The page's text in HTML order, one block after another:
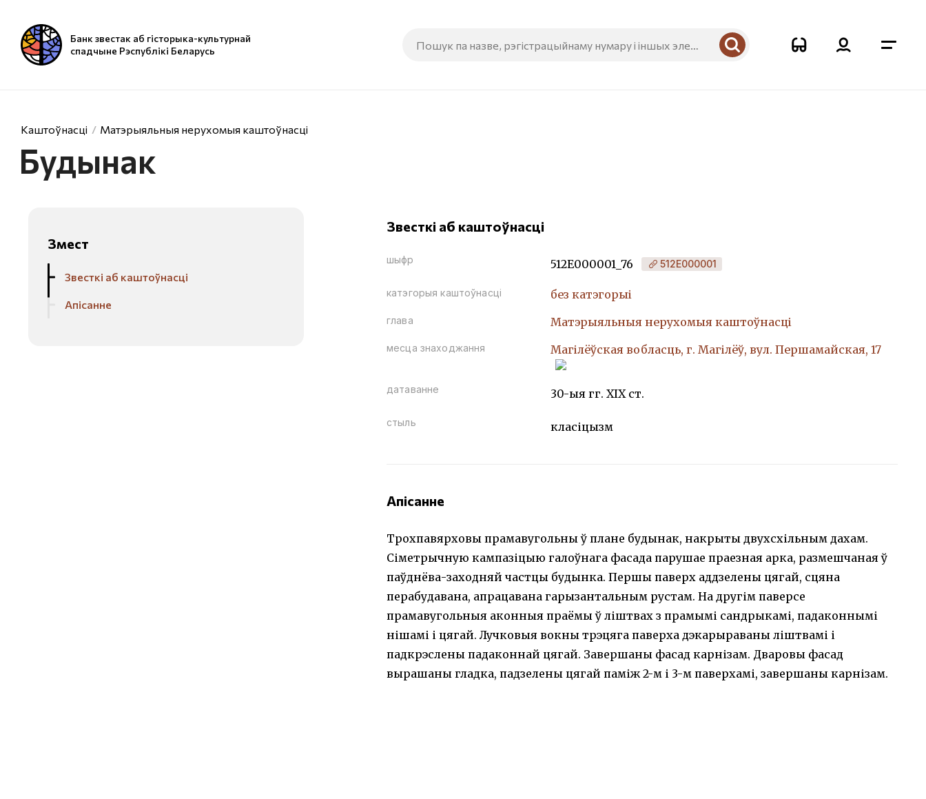
Банк звестак аб гісторыка-культурнай
спадчыне Рэспублікі Беларусь
Каштоўнасці Матэрыяльныя нерухомыя каштоўнасці
Будынак
Змест
Звесткі аб каштоўнасці
Апісанне
Звесткі аб каштоўнасці
шыфр 512Е000001_76 512Е000001
катэгорыя каштоўнасці без катэгорыі
глава Матэрыяльныя нерухомыя каштоўнасці
месца знаходжання Магілёўская вобласць, г. Магілёў, вул. Першамайская, 17
датаванне 30-ыя гг. XIX ст.
стыль класіцызм
Апісанне
Трохпавярховы прамавугольны ў плане будынак, накрыты двухсхільным дахам.
Сіметрычную кампазіцыю галоўнага фасада парушае праезная арка, размешчаная ў
паўднёва-заходняй частцы будынка. Першы паверх аддзелены цягай, сцяна
перабудавана, апрацавана гарызантальным рустам. На другім паверсе
прамавугольныя аконныя праёмы ў ліштвах з прамымі сандрыкамі, падаконнымі
нішамі і цягай. Лучковыя вокны трэцяга паверха дэкарыраваны ліштвамі і
падкрэслены падаконнай цягай. Завершаны фасад карнізам. Дваровы фасад
вырашаны гладка, падзелены цягай паміж 2-м і 3-м паверхамі, завершаны карнізам.